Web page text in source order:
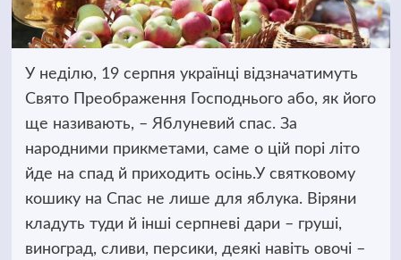
У неділю, 19 серпня українці відзначатимуть
Свято Преображення Господнього або, як його
ще називають, – Яблуневий спас. За
народними прикметами, саме о цій порі літо
йде на спад й приходить осінь.У святковому
кошику на Спас не лише для яблука. Віряни
кладуть туди й інші серпневі дари – груші,
виноград, сливи, персики, деякі навіть овочі –